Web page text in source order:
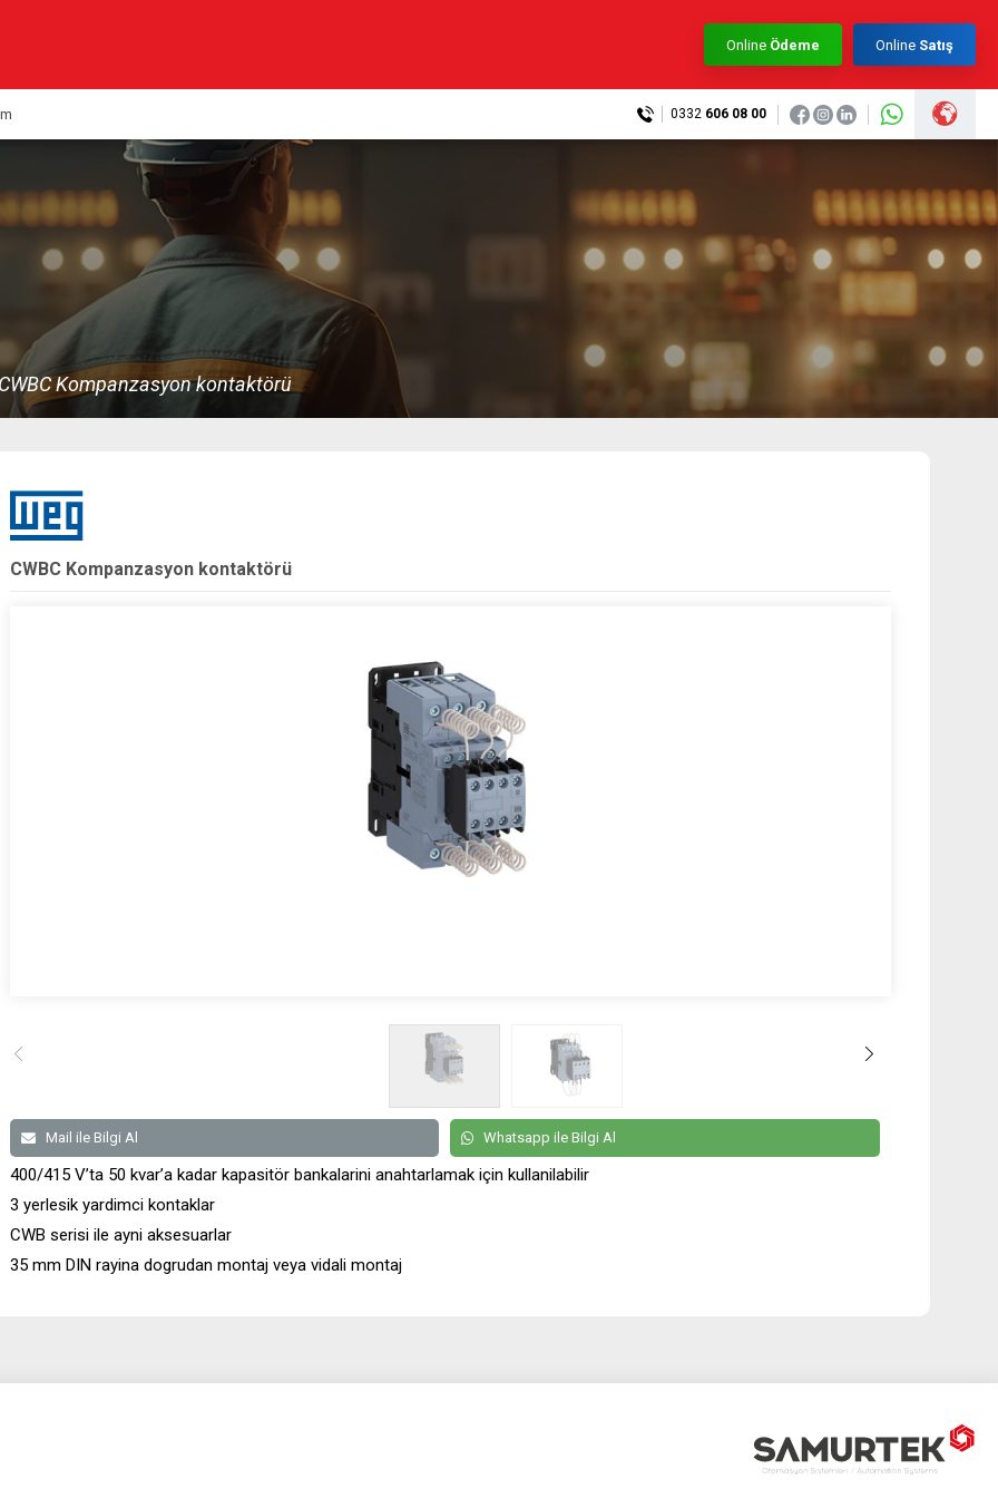
×
0332 606 08 00
info@samurtek.com.tr
Online Ödeme Online Satış
0332 606 08 00
CWBC Kompanzasyon kontaktörü
Ürünlerimiz
Çözümlerimiz
KVK
Multimedya
Kalite & Belgeler
İletişim
CWBC Kompanzasyon kontaktörü
Mail ile Bilgi Al Whatsapp ile Bilgi Al
400/415 V’ta 50 kvar’a kadar kapasitör bankalarini anahtarlamak için kullanilabilir
3 yerlesik yardimci kontaklar
CWB serisi ile ayni aksesuarlar
35 mm DIN rayina dogrudan montaj veya vidali montaj